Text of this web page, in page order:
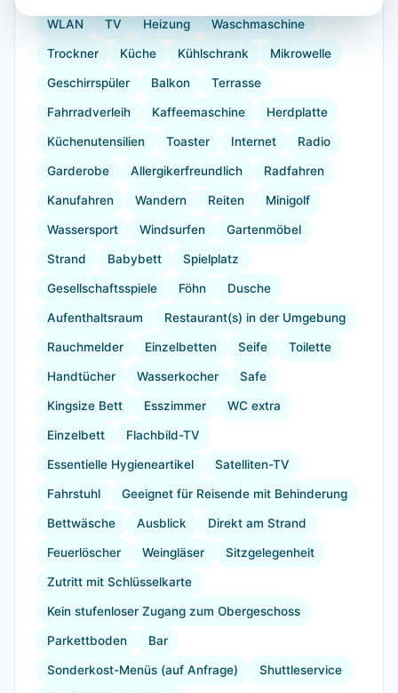
WLAN TV Heizung Waschmaschine
Trockner Küche Kühlschrank Mikrowelle
Geschirrspüler Balkon Terrasse
Fahrradverleih Kaffeemaschine Herdplatte
Küchenutensilien Toaster Internet Radio
Garderobe Allergikerfreundlich Radfahren
Kanufahren Wandern Reiten Minigolf
Wassersport Windsurfen Gartenmöbel
Strand Babybett Spielplatz
Gesellschaftsspiele Föhn Dusche
Aufenthaltsraum Restaurant(s) in der Umgebung
Rauchmelder Einzelbetten Seife Toilette
Handtücher Wasserkocher Safe
Kingsize Bett Esszimmer WC extra
Einzelbett Flachbild-TV
Essentielle Hygieneartikel Satelliten-TV
Fahrstuhl Geeignet für Reisende mit Behinderung
Bettwäsche Ausblick Direkt am Strand
Feuerlöscher Weingläser Sitzgelegenheit
Zutritt mit Schlüsselkarte
Kein stufenloser Zugang zum Obergeschoss
Parkettboden Bar
Sonderkost-Menüs (auf Anfrage) Shuttleservice